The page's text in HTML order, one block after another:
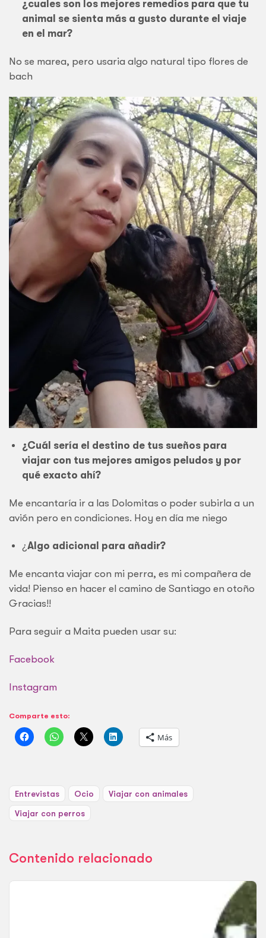
¿cuales son los mejores remedios para que tu
animal se sienta más a gusto durante el viaje
en el mar?
No se marea, pero usaria algo natural tipo flores de
bach
¿Cuál sería el destino de tus sueños para
viajar con tus mejores amigos peludos y por
qué exacto ahí?
Me encantaría ir a las Dolomitas o poder subirla a un
avión pero en condiciones. Hoy en día me niego
¿Algo adicional para añadir?
Me encanta viajar con mi perra, es mi compañera de
vida! Pienso en hacer el camino de Santiago en otoño
Gracias!!
Para seguir a Maita pueden usar su:
Facebook
Instagram
Comparte esto:
Más
Entrevistas Ocio Viajar con animales
Viajar con perros
Contenido relacionado